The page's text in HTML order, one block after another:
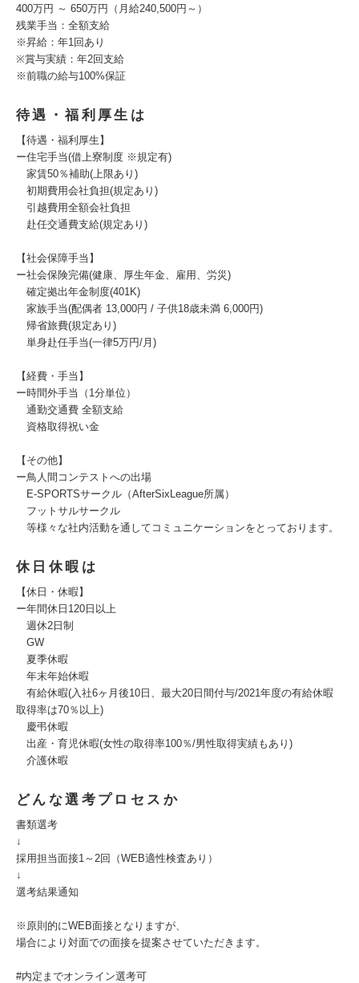
400万円 ～ 650万円（月給240,500円～）
残業手当：全額支給
※昇給：年1回あり
※賞与実績：年2回支給
※前職の給与100%保証
待遇・福利厚生は
【待遇・福利厚生】
ー住宅手当(借上寮制度 ※規定有)
家賃50％補助(上限あり)
初期費用会社負担(規定あり)
引越費用全額会社負担
赴任交通費支給(規定あり)
【社会保障手当】
ー社会保険完備(健康、厚生年金、雇用、労災)
確定拠出年金制度(401K)
家族手当(配偶者 13,000円 / 子供18歳未満 6,000円)
帰省旅費(規定あり)
単身赴任手当(一律5万円/月)
【経費・手当】
ー時間外手当（1分単位）
通勤交通費 全額支給
資格取得祝い金
【その他】
ー鳥人間コンテストへの出場
E-SPORTSサークル（AfterSixLeague所属）
フットサルサークル
等様々な社内活動を通してコミュニケーションをとっております。
休日休暇は
【休日・休暇】
ー年間休日120日以上
週休2日制
GW
夏季休暇
年末年始休暇
有給休暇(入社6ヶ月後10日、最大20日間付与/2021年度の有給休暇
取得率は70％以上)
慶弔休暇
出産・育児休暇(女性の取得率100％/男性取得実績もあり)
介護休暇
どんな選考プロセスか
書類選考
↓
採用担当面接1～2回（WEB適性検査あり）
↓
選考結果通知
※原則的にWEB面接となりますが、
場合により対面での面接を提案させていただきます。
#内定までオンライン選考可